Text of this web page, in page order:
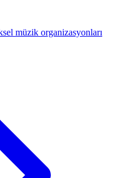
müzik organizasyonları